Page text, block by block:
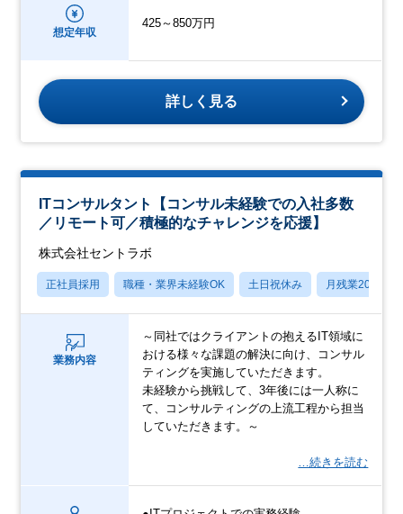
想定年収
425～850万円
詳しく見る
ITコンサルタント【コンサル未経験での入社多数
／リモート可／積極的なチャレンジを応援】
株式会社セントラボ
正社員採用 職種・業界未経験OK 土日祝休み 月残業20時間
業務内容
～同社ではクライアントの抱えるIT領域に
おける様々な課題の解決に向け、コンサル
ティングを実施していただきます。
未経験から挑戦して、3年後には一人称に
て、コンサルティングの上流工程から担当
していただきます。～
…続きを読む